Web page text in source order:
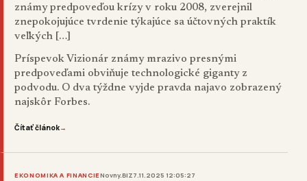
známy predpoveďou krízy v roku 2008, zverejnil
znepokojujúce tvrdenie týkajúce sa účtovných praktík
veľkých […]
Príspevok Vizionár známy mrazivo presnými
predpoveďami obviňuje technologické giganty z
podvodu. O dva týždne vyjde pravda najavo zobrazený
najskôr Forbes.
Čítať článok→
EKONOMIKA A FINANCIENovny.BIZ7.11.2025 12:05:27